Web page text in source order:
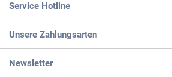
Service Hotline
Unsere Zahlungsarten
Newsletter